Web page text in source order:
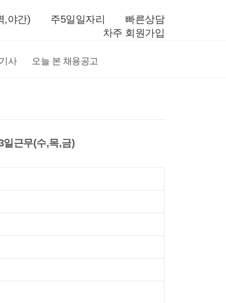
빠른상담
주5일일자리
,야간)
차주 회원가입
사 오늘 본 채용공고
일근무(수,목,금)